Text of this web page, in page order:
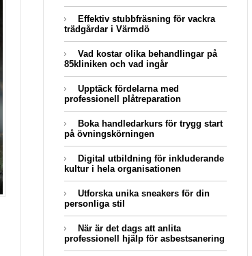
Effektiv stubbfräsning för vackra
trädgårdar i Värmdö
Vad kostar olika behandlingar på
85kliniken och vad ingår
Upptäck fördelarna med
professionell plåtreparation
Boka handledarkurs för trygg start
på övningskörningen
Digital utbildning för inkluderande
kultur i hela organisationen
Utforska unika sneakers för din
personliga stil
När är det dags att anlita
professionell hjälp för asbestsanering